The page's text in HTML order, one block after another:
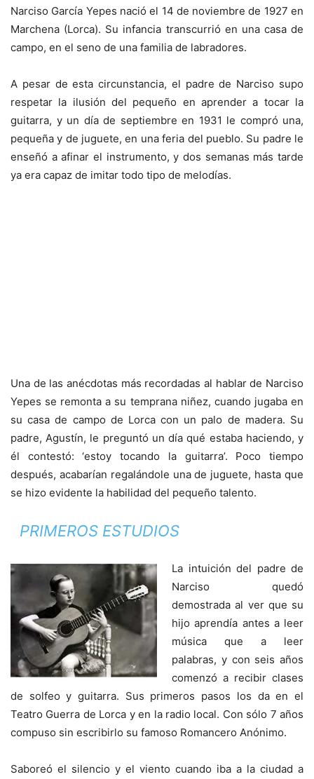
Narciso García Yepes nació el 14 de noviembre de 1927 en
Marchena (Lorca). Su infancia transcurrió en una casa de
campo, en el seno de una familia de labradores.
A pesar de esta circunstancia, el padre de Narciso supo
respetar la ilusión del pequeño en aprender a tocar la
guitarra, y un día de septiembre en 1931 le compró una,
pequeña y de juguete, en una feria del pueblo. Su padre le
enseñó a afinar el instrumento, y dos semanas más tarde
ya era capaz de imitar todo tipo de melodías.
Una de las anécdotas más recordadas al hablar de Narciso
Yepes se remonta a su temprana niñez, cuando jugaba en
su casa de campo de Lorca con un palo de madera. Su
padre, Agustín, le preguntó un día qué estaba haciendo, y
él contestó: ‘estoy tocando la guitarra’. Poco tiempo
después, acabarían regalándole una de juguete, hasta que
se hizo evidente la habilidad del pequeño talento.
PRIMEROS ESTUDIOS
La intuición del padre de
Narciso quedó
demostrada al ver que su
hijo aprendía antes a leer
música que a leer
palabras, y con seis años
comenzó a recibir clases
de solfeo y guitarra. Sus primeros pasos los da en el
Teatro Guerra de Lorca y en la radio local. Con sólo 7 años
compuso sin escribirlo su famoso Romancero Anónimo.
Saboreó el silencio y el viento cuando iba a la ciudad a